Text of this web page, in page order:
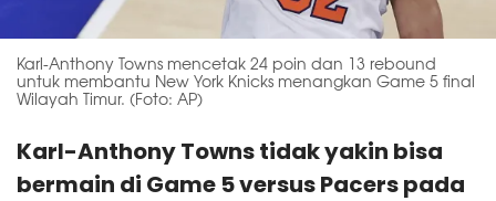
Karl-Anthony Towns mencetak 24 poin dan 13 rebound
untuk membantu New York Knicks menangkan Game 5 final
Wilayah Timur. (Foto: AP)
Karl-Anthony Towns tidak yakin bisa
bermain di Game 5 versus Pacers pada